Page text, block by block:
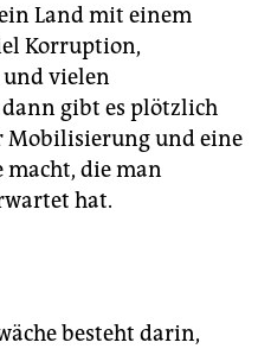
Land mit einem
Korruption,
vielen
gibt es plötzlich
Mobilisierung und eine
die man
hat.
besteht darin,